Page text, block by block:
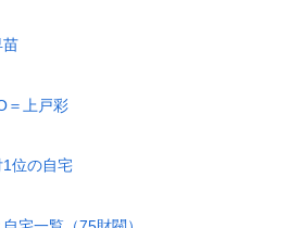
苗
＝上戸彩
1位の自宅